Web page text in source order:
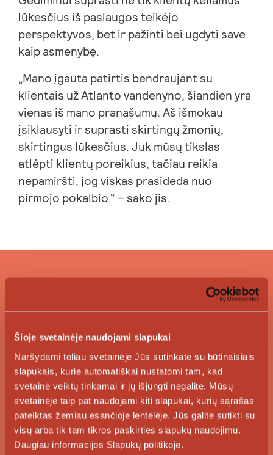
Šioje svetainėje naudojami slapukai
Naršydami toliau svetainėje Jūs sutinkate su būtinaisiais
slapukais, kurie automatiškai nustatomi tam, kad
svetainė veiktų tinkamai ir jų išjungti negalite. Mūsų
svetainėje taip pat naudojami kiti slapukai, kurių sąrašas
pateiktas žemiau esančioje lentelėje. Jūs galite sutikti su
visų arba tik tam tikros paskirties slapukų naudojimu.
Daugiau informacijos Slapukų politikoje.
lūkesčius iš paslaugos teikėjo
perspektyvos, bet ir pažinti bei ugdyti save
kaip asmenybę.
„Mano įgauta patirtis bendraujant su
klientais už Atlanto vandenyno, šiandien yra
vienas iš mano pranašumų. Aš išmokau
įsiklausyti ir suprasti skirtingų žmonių,
skirtingus lūkesčius. Juk mūsų tikslas
atlėpti klientų poreikius, tačiau reikia
nepamiršti, jog viskas prasideda nuo
pirmojo pokalbio.“ – sako jis.
„Aš išmokau įsiklausyti ir suprasti
skirtingų žmonių skirtingus
lūkesčius. Juk mūsų tikslas –
atliepti klientų poreikius. Reikia
nepamiršti, jog viskas prasideda